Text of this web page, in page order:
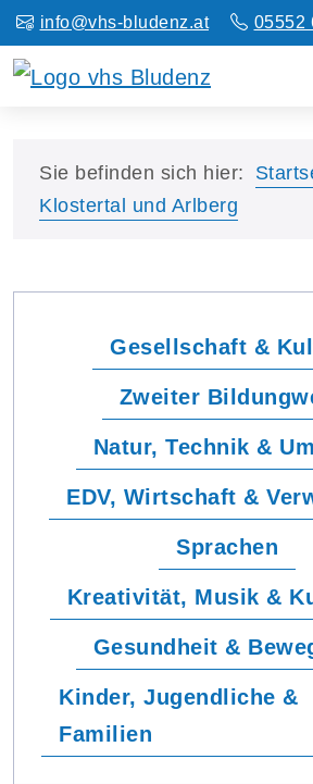
info@vhs-bludenz.at 05552
Sie befinden sich hier:
Klostertal und Arlberg
Gesellschaft &
Zweiter
Natur, Technik &
EDV, Wirtschaft &
Sprachen
Kreativität, Musik &
Gesundheit &
Kinder, Jugendliche &
Familien